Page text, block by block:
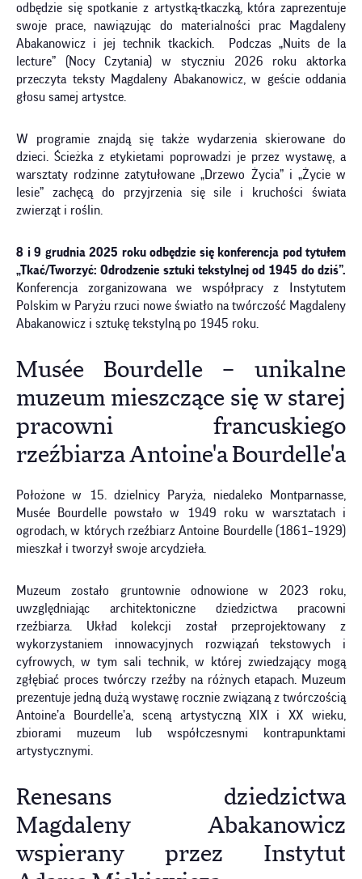
odbędzie się spotkanie z artystką-tkaczką, która zaprezentuje
swoje prace, nawiązując do materialności prac Magdaleny
Abakanowicz i jej technik tkackich. Podczas „Nuits de la
lecture” (Nocy Czytania) w styczniu 2026 roku aktorka
przeczyta teksty Magdaleny Abakanowicz, w geście oddania
głosu samej artystce.
W programie znajdą się także wydarzenia skierowane do
dzieci. Ścieżka z etykietami poprowadzi je przez wystawę, a
warsztaty rodzinne zatytułowane „Drzewo Życia” i „Życie w
lesie” zachęcą do przyjrzenia się sile i kruchości świata
zwierząt i roślin.
8 i 9 grudnia 2025 roku odbędzie się konferencja pod tytułem
„Tkać/Tworzyć: Odrodzenie sztuki tekstylnej od 1945 do dziś”.
Konferencja zorganizowana we współpracy z Instytutem
Polskim w Paryżu rzuci nowe światło na twórczość Magdaleny
Abakanowicz i sztukę tekstylną po 1945 roku.
Musée Bourdelle – unikalne
muzeum mieszczące się w starej
pracowni francuskiego
rzeźbiarza Antoine'a Bourdelle'a
Położone w 15. dzielnicy Paryża, niedaleko Montparnasse,
Musée Bourdelle powstało w 1949 roku w warsztatach i
ogrodach, w których rzeźbiarz Antoine Bourdelle (1861–1929)
mieszkał i tworzył swoje arcydzieła.
Muzeum zostało gruntownie odnowione w 2023 roku,
uwzględniając architektoniczne dziedzictwa pracowni
rzeźbiarza. Układ kolekcji został przeprojektowany z
wykorzystaniem innowacyjnych rozwiązań tekstowych i
cyfrowych, w tym sali technik, w której zwiedzający mogą
zgłębiać proces twórczy rzeźby na różnych etapach. Muzeum
prezentuje jedną dużą wystawę rocznie związaną z twórczością
Antoine’a Bourdelle’a, sceną artystyczną XIX i XX wieku,
zbiorami muzeum lub współczesnymi kontrapunktami
artystycznymi.
Renesans dziedzictwa
Magdaleny Abakanowicz
wspierany przez Instytut